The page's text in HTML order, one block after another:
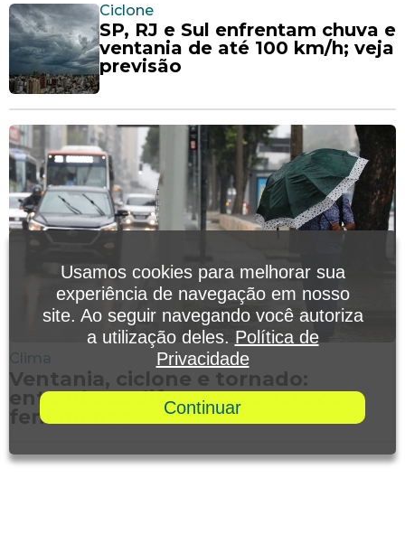
Ciclone
SP, RJ e Sul enfrentam chuva e
ventania de até 100 km/h; veja
previsão
Clima
Ventania, ciclone e tornado:
entenda as diferenças entre os
fenômenos
Usamos cookies para melhorar sua
experiência de navegação em nosso
site. Ao seguir navegando você autoriza
a utilização deles. Política de
Privacidade
Continuar